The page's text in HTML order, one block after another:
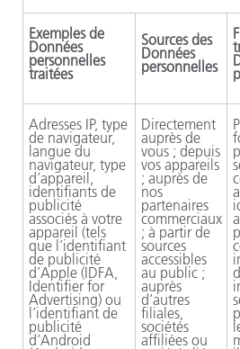
Exemples de
Données
personnelles
traitées
Sources des
Données
personnelles
Adresses IP, type
de navigateur,
langue du
navigateur, type
d’appareil,
identifiants de
publicité
associés à votre
appareil (tels
que l’identifiant
de publicité
d’Apple (IDFA,
Identifier for
Advertising) ou
l’identifiant de
publicité
d’Android
Directement
auprès de
vous ; depuis
vos appareils
; auprès de
nos
partenaires
commerciaux
; à partir de
sources
accessibles
au public ;
auprès
d’autres
filiales,
sociétés
affiliées ou